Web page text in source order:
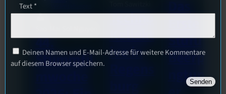
44.
Stummfil
Techno
Kollekt
ive in
Stufu
Beerpo
ngturni
Text*
Deinen Namen und E-Mail-Adresse für weitere Kommentare
auf diesem Browser speichern.